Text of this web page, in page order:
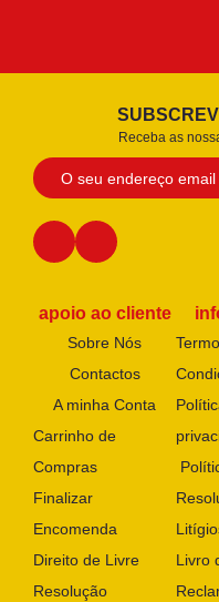
Receba as
apoio ao cliente
Sobre Nós
Contactos
A minha Conta
Carrinho de
Compras
Finalizar
Encomenda
Direito de Livre
Resolução
Livro